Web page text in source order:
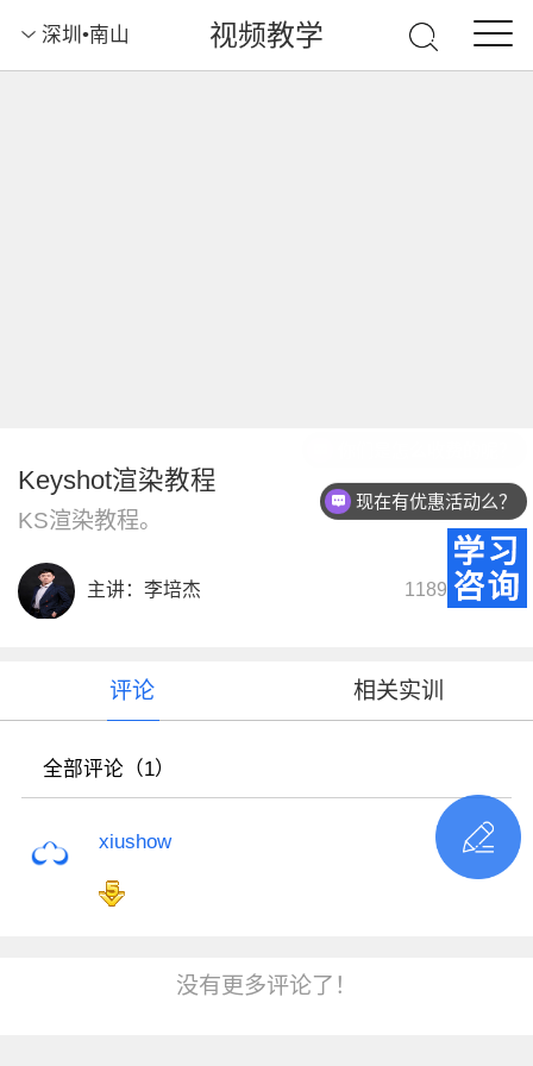
深圳•南山 视频教学
Keyshot渲染教程
KS渲染教程。
主讲：李培杰 11898次播放
评论 相关实训
全部评论（1）
xiushow
没有更多评论了！
现在有优惠活动么？